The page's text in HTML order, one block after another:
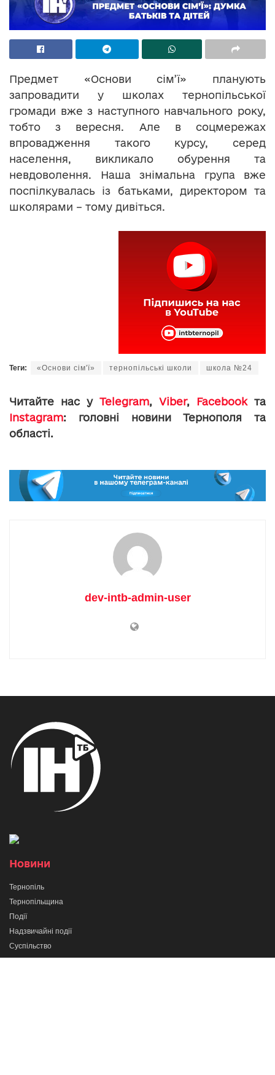
Предмет «Основи сім’ї» планують
запровадити у школах тернопільської
громади вже з наступного навчального року,
тобто з вересня. Але в соцмережах
впровадження такого курсу, серед
населення, викликало обурення та
невдоволення. Наша знімальна група вже
поспілкувалась із батьками, директором та
школярами – тому дивіться.
Теги: «Основи сім'ї» тернопільські школи школа №24
Читайте нас у Telegram, Viber, Facebookта
Instagram: головні новини Тернополя та
області.
dev-intb-admin-user
Новини
Тернопіль
Тернопільщина
Події
Надзвичайні події
Суспільство